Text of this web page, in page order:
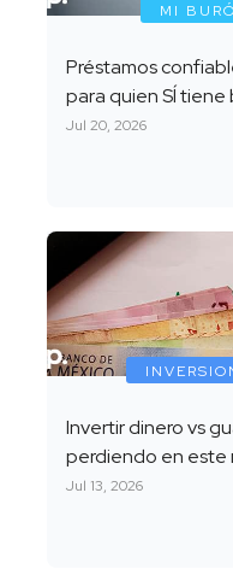
MI BURÓ
Préstamos
para quien SÍ tiene
Jul 20, 2026
Invertir dinero vs
perdiendo en este
Jul 13, 2026